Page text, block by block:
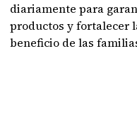
diariamente para
productos y fortalecer
beneficio de las